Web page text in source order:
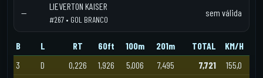
—
LIEVERTON KAISER
#267 • GOL BRANCO
sem válida
B L RT 60ft 100m 201m TOTAL
KM/H
3
D 0,226 1,926 5,006 7,495 7,721
155,0